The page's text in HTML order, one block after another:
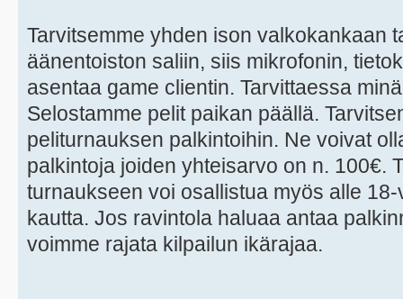
Tarvitsemme yhden ison valkokankaan
äänentoiston saliin, siis mikrofonin,
asentaa game clientin. Tarvittaessa
Selostamme pelit paikan päällä.
peliturnauksen palkintoihin. Ne voivat
palkintoja joiden yhteisarvo on n. 100€.
turnaukseen voi osallistua myös alle
kautta. Jos ravintola haluaa antaa
voimme rajata kilpailun ikärajaa.